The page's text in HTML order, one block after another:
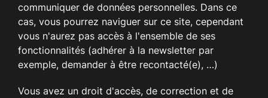
communiquer de données personnelles. Dans ce
cas, vous pourrez naviguer sur ce site, cependant
vous n'aurez pas accès à l'ensemble de ses
fonctionnalités (adhérer à la newsletter par
exemple, demander à être recontacté(e), …)
Vous avez un droit d'accès, de correction et de